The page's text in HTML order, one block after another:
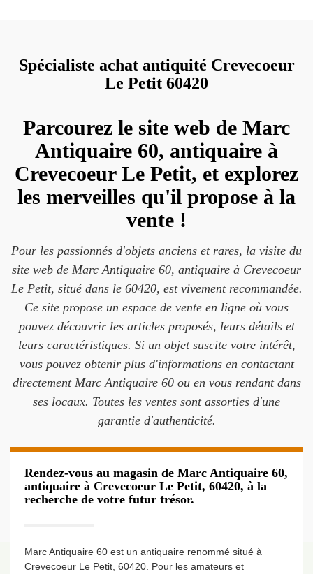
Spécialiste achat antiquité Crevecoeur
Le Petit 60420
Parcourez le site web de Marc
Antiquaire 60, antiquaire à
Crevecoeur Le Petit, et explorez
les merveilles qu'il propose à la
vente !
Pour les passionnés d'objets anciens et rares, la visite du
site web de Marc Antiquaire 60, antiquaire à Crevecoeur
Le Petit, situé dans le 60420, est vivement recommandée.
Ce site propose un espace de vente en ligne où vous
pouvez découvrir les articles proposés, leurs détails et
leurs caractéristiques. Si un objet suscite votre intérêt,
vous pouvez obtenir plus d'informations en contactant
directement Marc Antiquaire 60 ou en vous rendant dans
ses locaux. Toutes les ventes sont assorties d'une
garantie d'authenticité.
Rendez-vous au magasin de Marc Antiquaire 60,
antiquaire à Crevecoeur Le Petit, 60420, à la
recherche de votre futur trésor.
Marc Antiquaire 60 est un antiquaire renommé situé à
Crevecoeur Le Petit, 60420. Pour les amateurs et